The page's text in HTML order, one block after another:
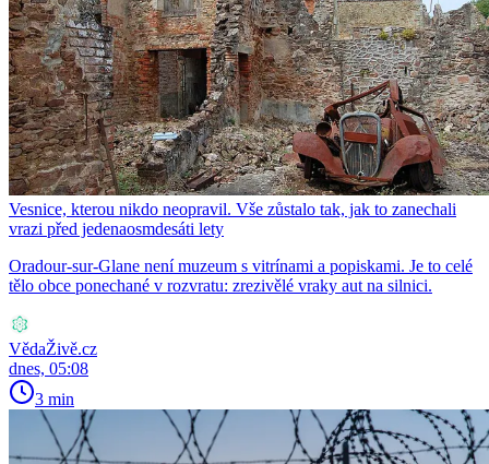
Vesnice, kterou nikdo neopravil. Vše zůstalo tak, jak to zanechali
vrazi před jedenaosmdesáti lety
Oradour-sur-Glane není muzeum s vitrínami a popiskami. Je to celé
tělo obce ponechané v rozvratu: zrezivělé vraky aut na silnici.
VědaŽivě.cz
dnes, 05:08
3 min